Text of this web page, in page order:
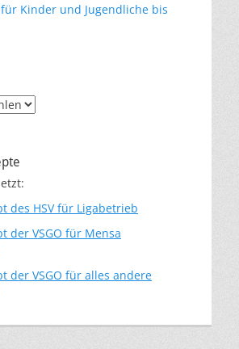
Kinder und Jugendliche bis
des HSV für Ligabetrieb
der VSGO für Mensa
der VSGO für alles andere